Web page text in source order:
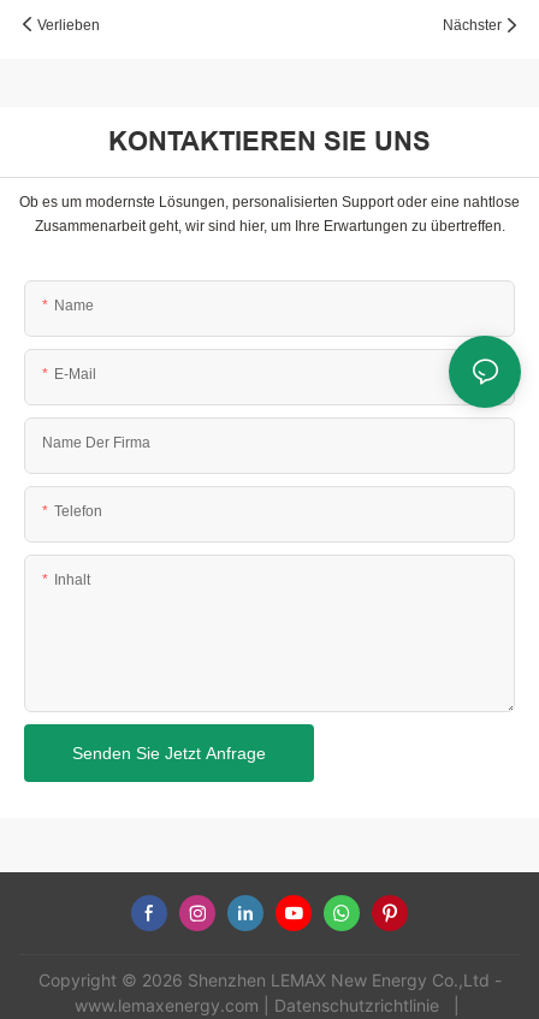
Verlieben Nächster
KONTAKTIEREN SIE UNS
Ob es um modernste Lösungen, personalisierten Support oder eine nahtlose
Zusammenarbeit geht, wir sind hier, um Ihre Erwartungen zu übertreffen.
Name
E-Mail
Name Der Firma
Telefon
Inhalt
Senden Sie Jetzt Anfrage
Copyright © 2026 Shenzhen LEMAX New Energy Co.,Ltd -
www.lemaxenergy.com
Datenschutzrichtlinie